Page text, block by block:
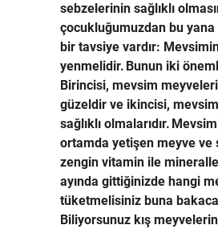
sebzelerinin sağlıklı
çocukluğumuzdan bu
bir tavsiye vardır:
yenmelidir. Bunun iki
Birincisi, mevsim
güzeldir ve ikincisi,
sağlıklı olmalarıdır.
ortamda yetişen meyve ve
zengin vitamin ile
ayında gittiğinizde hangi
tüketmelisiniz buna
Biliyorsunuz kış